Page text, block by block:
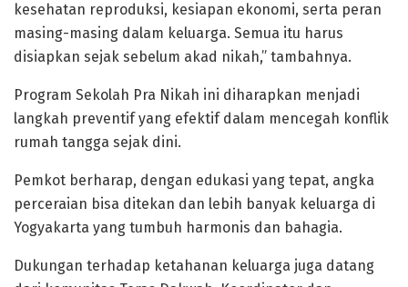
kesehatan reproduksi, kesiapan ekonomi, serta peran
masing-masing dalam keluarga. Semua itu harus
disiapkan sejak sebelum akad nikah,” tambahnya.
Program Sekolah Pra Nikah ini diharapkan menjadi
langkah preventif yang efektif dalam mencegah konflik
rumah tangga sejak dini.
Pemkot berharap, dengan edukasi yang tepat, angka
perceraian bisa ditekan dan lebih banyak keluarga di
Yogyakarta yang tumbuh harmonis dan bahagia.
Dukungan terhadap ketahanan keluarga juga datang